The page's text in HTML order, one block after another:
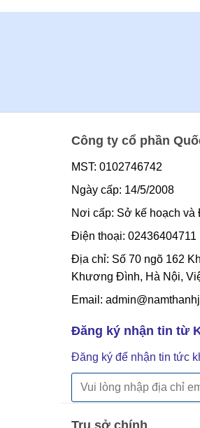
Công ty cổ phần
MST: 0102746742
Ngày cấp: 14/5/2008
Nơi cấp: Sở kế hoạch và
Điện thoại: 02436404711
Địa chỉ: Số 70 ngõ 162
Khương Đình, Hà Nội,
Email:
Đăng ký nhận tin từ
Đăng ký để nhận tin tức
Trụ sở chính